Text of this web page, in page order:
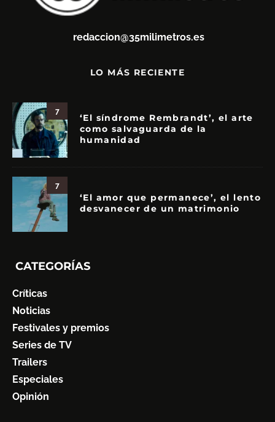
redaccion@35milimetros.es
LO MÁS RECIENTE
7
‘El síndrome Rembrandt’, el arte
como salvaguarda de la
humanidad
7
‘El amor que permanece’, el lento
desvanecer de un matrimonio
CATEGORÍAS
Críticas
Noticias
Festivales y premios
Series de TV
Trailers
Especiales
Opinión